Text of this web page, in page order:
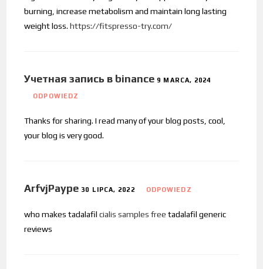
burning, increase metabolism and maintain long lasting
weight loss.https://fitspresso-try.com/
Учетная запись в binance 9 MARCA, 2024
ODPOWIEDZ
Thanks for sharing. I read many of your blog posts, cool,
your blog is very good.
ArfvjPaype 30 LIPCA, 2022 ODPOWIEDZ
who makes tadalafilcialis samples free tadalafil generic
reviews